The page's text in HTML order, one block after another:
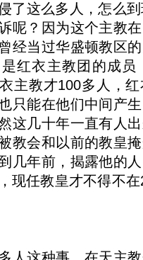
了这么多人，怎么
呢？因为这个主教
经当过华盛顿教区
红衣主教团的成员
主教才100多人，
只能在他们中间产
这几十年一直有人
教会和以前的教皇
几年前，揭露他的
现任教皇才不得不